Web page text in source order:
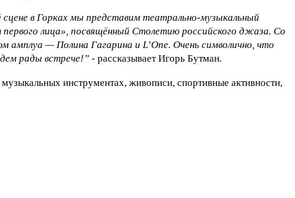
в Горках мы представим театрально-музыкальный
лица», посвящённый Столетию российского джаза. Cо
— Полина Гагарина и L’One. Очень символично, что
рады встрече!” - рассказывает Игорь Бутман.
инструментах, живописи, спортивные активности,